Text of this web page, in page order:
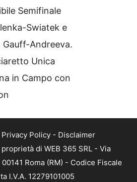
Semifinale
Swiatek e
Gauff-Andreeva.
Unica
in Campo con
Privacy Policy- Disclaimer
di WEB 365 SRL - Via
Roma (RM) - Codice Fiscale
I.V.A. 12279101005